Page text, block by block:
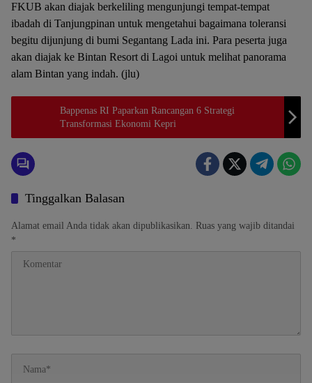
FKUB akan diajak berkeliling mengunjungi tempat-tempat
ibadah di Tanjungpinan untuk mengetahui bagaimana toleransi
begitu dijunjung di bumi Segantang Lada ini. Para peserta juga
akan diajak ke Bintan Resort di Lagoi untuk melihat panorama
alam Bintan yang indah. (jlu)
Bappenas RI Paparkan Rancangan 6 Strategi
Transformasi Ekonomi Kepri
Tinggalkan Balasan
Alamat email Anda tidak akan dipublikasikan. Ruas yang wajib ditandai
*